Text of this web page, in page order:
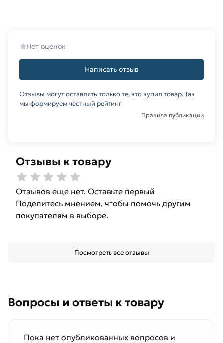
самовывоза.
Данний товар от производителя Северсталь
сертифицирован, соответствует всем
товарa в течение 14 дней (наличие чека
Отзывы к товару
Отзывов еще нет. Оставьте первый
Поделитесь мнением, чтобы помочь другим
покупателям в выборе.
Посмотреть все отзывы
Нет оценок
Написать отзыв
Отзывы могут оставлять только те, кто купил товар. Так
мы формируем честный рейтинг
Правила публикации
Вопросы и ответы к товару
Пока нет опубликованных вопросов и